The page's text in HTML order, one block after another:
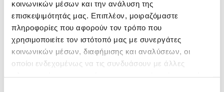
κοινωνικών μέσων και την ανάλυση της
επισκεψιμότητάς μας. Επιπλέον, μοιραζόμαστε
πληροφορίες που αφορούν τον τρόπο που
χρησιμοποιείτε τον ιστότοπό μας με συνεργάτες
κοινωνικών μέσων, διαφήμισης και αναλύσεων, οι
οποίοι ενδεχομένως να τις συνδυάσουν με άλλες